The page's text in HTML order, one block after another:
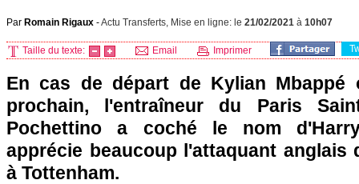
Par Romain Rigaux -Actu Transferts, Mise en ligne: le 21/02/2021 à 10h07
Taille du texte: Email Imprimer
En cas de départ de Kylian Mbappé
prochain, l'entraîneur du Paris
Pochettino a coché le nom
apprécie beaucoup l'attaquant anglais
à Tottenham.